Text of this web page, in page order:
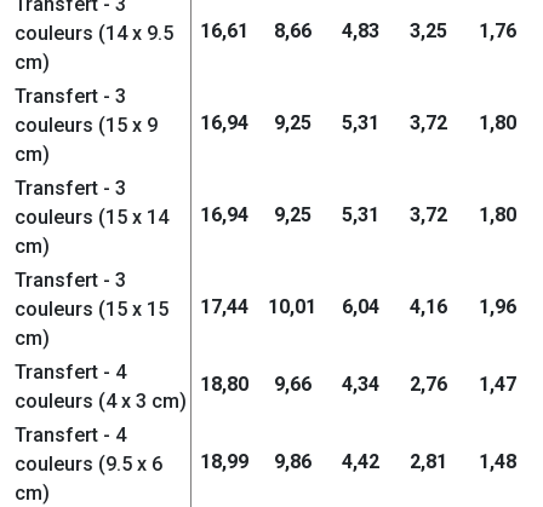
couleurs (14 x 9.5
cm)
16,61 8,66 4,83 3,25 1,76
Transfert - 3
couleurs (15 x 9
cm)
16,94 9,25 5,31 3,72 1,80
Transfert - 3
couleurs (15 x 14
cm)
16,94 9,25 5,31 3,72 1,80
Transfert - 3
couleurs (15 x 15
cm)
17,44 10,01 6,04 4,16 1,96
Transfert - 4
couleurs (4 x 3 cm)
18,80 9,66 4,34 2,76 1,47
Transfert - 4
couleurs (9.5 x 6
cm)
18,99 9,86 4,42 2,81 1,48